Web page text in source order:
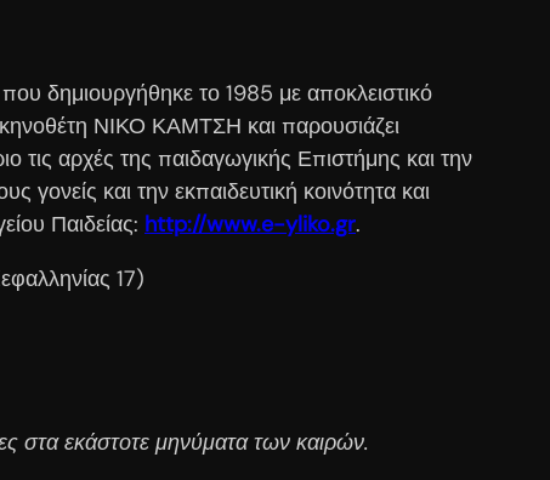
δημιουργήθηκε το 1985 με αποκλειστικό
ΝΙΚΟ ΚΑΜΤΣΗ και παρουσιάζει
τις αρχές της παιδαγωγικής Επιστήμης και την
και την εκπαιδευτική κοινότητα και
Παιδείας: http://www.e-yliko.gr.
17)
στα εκάστοτε μηνύματα των καιρών.